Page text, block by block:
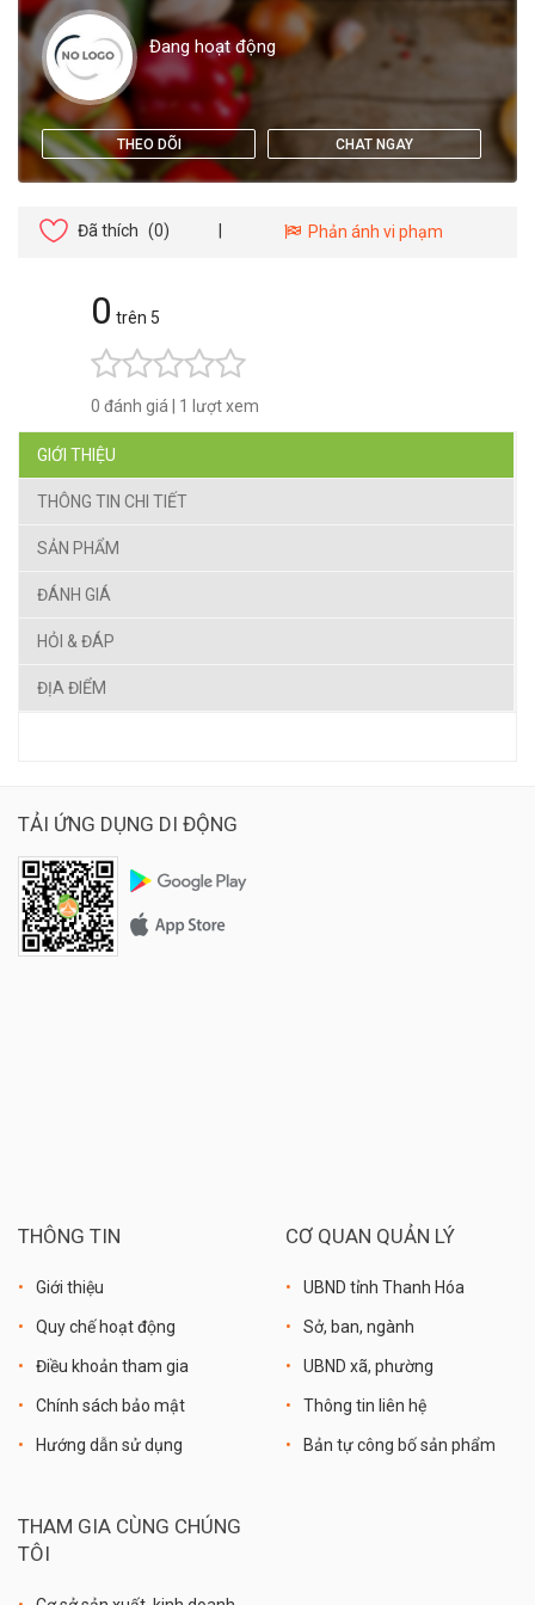
Đang hoạt động
THEO DÕI CHAT NGAY
Đã thích (0) Phản ánh vi phạm
0 trên 5
0 đánh giá 1 lượt xem
GIỚI THIỆU
THÔNG TIN CHI TIẾT
SẢN PHẨM
ĐÁNH GIÁ
HỎI & ĐÁP
ĐỊA ĐIỂM
TẢI ỨNG DỤNG DI ĐỘNG
THÔNG TIN
Giới thiệu
Quy chế hoạt động
Điều khoản tham gia
Chính sách bảo mật
Hướng dẫn sử dụng
CƠ QUAN QUẢN LÝ
UBND tỉnh Thanh Hóa
Sở, ban, ngành
UBND xã, phường
Thông tin liên hệ
Bản tự công bố sản phẩm
THAM GIA CÙNG CHÚNG
TÔI